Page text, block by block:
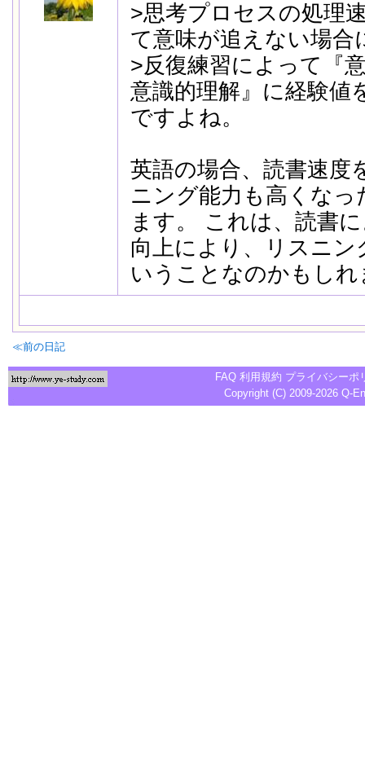
>思考プロセスの処理
て意味が追えない場合
>反復練習によって『
意識的理解』に経験値
ですよね。
英語の場合、読書速度
ニング能力も高くな
ます。 これは、読書
向上により、リスニ
いうことなのかもし
≪前の日記
FAQ 利用規約 プライバシーポ
Copyright (C) 2009-2026 Q-